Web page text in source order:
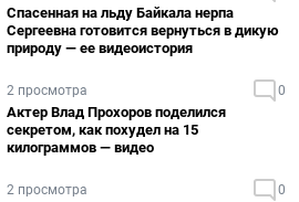
Спасенная на льду Байкала нерпа
Сергеевна готовится вернуться в дикую
природу — ее видеоистория
2 просмотра 0
Актер Влад Прохоров поделился
секретом, как похудел на 15
килограммов — видео
2 просмотра 0